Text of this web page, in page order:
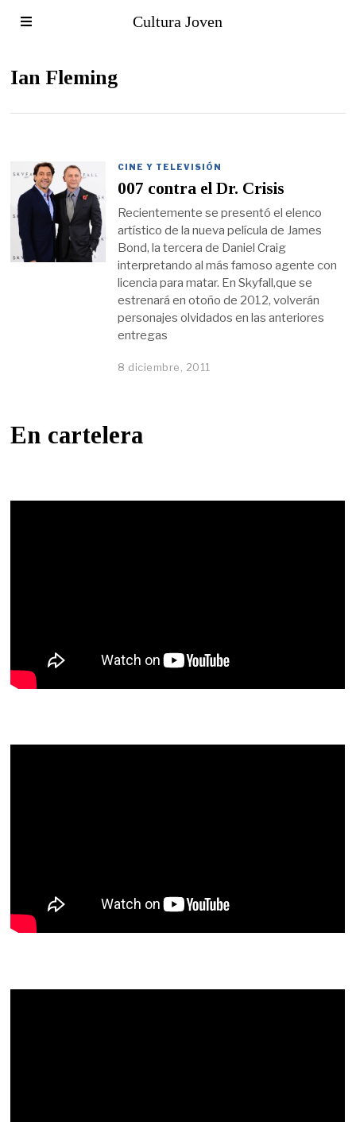
Cultura Joven
Ian Fleming
CINE Y TELEVISIÓN
007 contra el Dr. Crisis
Recientemente se presentó el elenco
artístico de la nueva película de James
Bond, la tercera de Daniel Craig
interpretando al más famoso agente con
licencia para matar. En Skyfall,que se
estrenará en otoño de 2012, volverán
personajes olvidados en las anteriores
entregas
8 diciembre, 2011
En cartelera